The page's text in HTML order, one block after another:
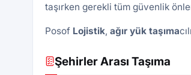
taşırken gerekli tüm güvenlik
Posof Lojistik, ağır yük taşıma
Şehirler Arası Taşıma